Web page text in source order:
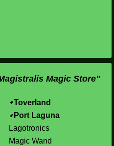
Magic Store"
Toverland
Port Laguna
Lagotronics
Magic Wand